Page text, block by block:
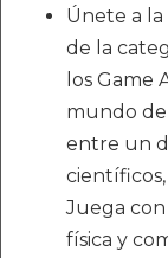
Únete a
de la
los Game
mundo
entre un
Juega con
física y